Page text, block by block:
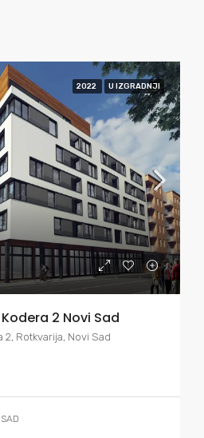
2022 U IZGRADNJI
2 Novi Sad
Rotkvarija, Novi Sad